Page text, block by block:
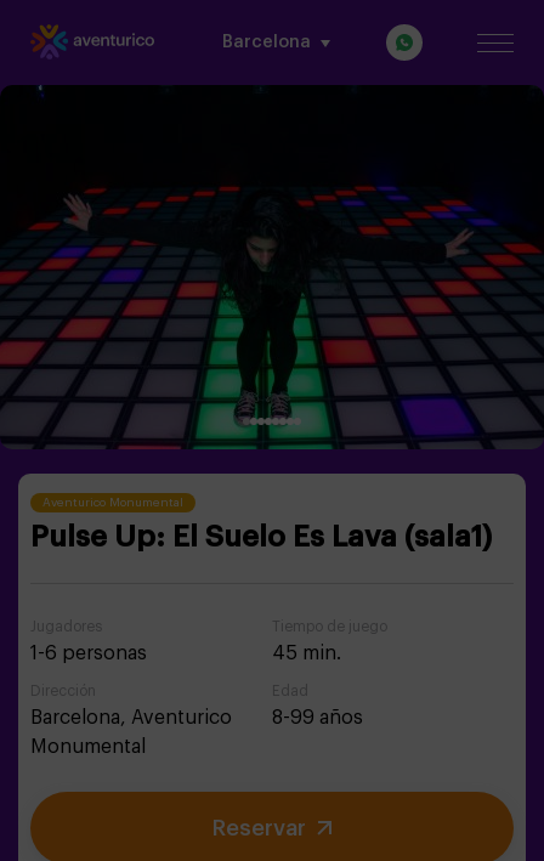
Barcelona
Aventurico Monumental
Pulse Up: El Suelo Es Lava (sala1)
Jugadores
1-6 personas
Tiempo de juego
45 min.
Dirección
Barcelona, Aventurico
Monumental
Edad
8-99 años
Reservar